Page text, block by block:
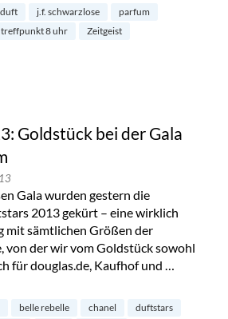
duft j.f. schwarzlose
parfum
treffpunkt 8 uhr Zeitgeist
Goldstück bei der Gala
Gala wurden gestern die
2013 gekürt – eine wirklich
mit sämtlichen Größen der
von der wir vom Goldstück sowohl
für douglas.de, Kaufhof und …
bei der Gala im Tempodrom“
belle rebelle chanel
duftstars